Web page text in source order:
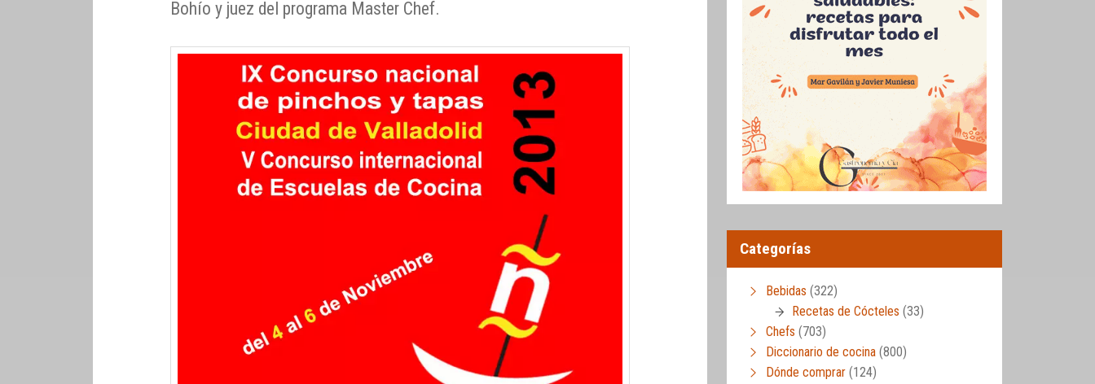
Bohío y juez del programa Master Chef.
Categorías
Bebidas (322)
Recetas de Cócteles (33)
Chefs (703)
Diccionario de cocina (800)
Dónde comprar (124)